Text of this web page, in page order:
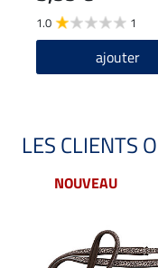
1.0 1
ajouter
LES CLIENTS
NOUVEAU